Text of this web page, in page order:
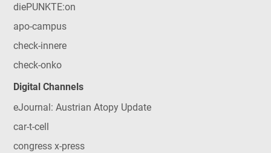
diePUNKTE:on
apo-campus
check-innere
check-onko
Digital Channels
eJournal: Austrian Atopy Update
car-t-cell
congress x-press